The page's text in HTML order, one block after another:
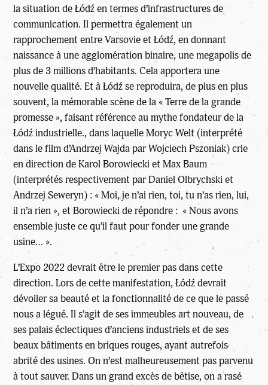
la situation de Łódź en termes d’infrastructures de
communication. Il permettra également un
rapprochement entre Varsovie et Łódź, en donnant
naissance à une agglomération binaire, une megapolis de
plus de 3 millions d’habitants. Cela apportera une
nouvelle qualité. Et à Łódź se reproduira, de plus en plus
souvent, la mémorable scène de la « Terre de la grande
promesse », faisant référence au mythe fondateur de la
Łódź industrielle., dans laquelle Moryc Welt (interprété
dans le film d’Andrzej Wajda par Wojciech Pszoniak) crie
en direction de Karol Borowiecki et Max Baum
(interprétés respectivement par Daniel Olbrychski et
Andrzej Seweryn) : « Moi, je n’ai rien, toi, tu n’as rien, lui,
il n’a rien », et Borowiecki de répondre : « Nous avons
ensemble juste ce qu’il faut pour fonder une grande
usine… ».
L’Expo 2022 devrait être le premier pas dans cette
direction. Lors de cette manifestation, Łódź devrait
dévoiler sa beauté et la fonctionnalité de ce que le passé
nous a légué. Il s’agit de ses immeubles art nouveau, de
ses palais éclectiques d’anciens industriels et de ses
beaux bâtiments en briques rouges, ayant autrefois
abrité des usines. On n’est malheureusement pas parvenu
à tout sauver. Dans un grand excès de bêtise, on a rasé